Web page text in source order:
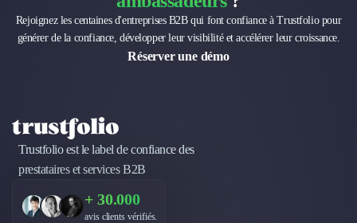
Développement à l'international
Accélérateurs et incubateurs
Courtage en Energie
Désinfection & décontamination
Nettoyage & Ménage
Espaces de Coworking
Rejoignez les centaines d'entreprises B2B qui font confiance à Trustfolio pour
générer de la confiance, développer leur visibilité et accélérer leur croissance.
Réserver une démo
Trustfolio est le label de confiance des
prestataires et services B2B
+ 30.000
avis clients vérifiés.